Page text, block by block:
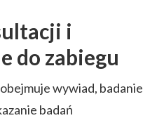
i
do zabiegu
wywiad, badanie
badań